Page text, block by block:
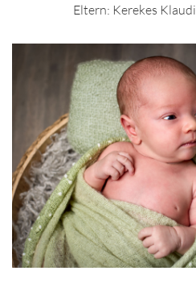
Eltern: Kerekes